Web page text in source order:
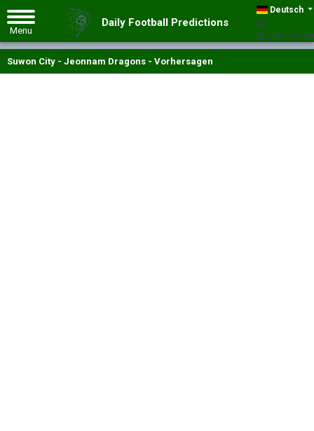
Deutsch
GMT +00:00
Daily Football Predictions
Suwon City - Jeonnam Dragons - Vorhersagen